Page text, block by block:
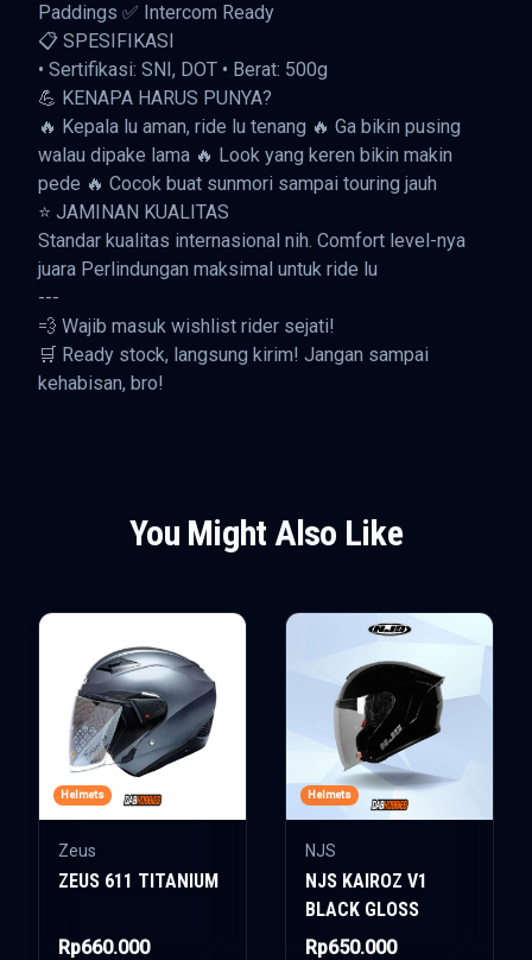
Paddings ✅ Intercom Ready
📋 SPESIFIKASI
• Sertifikasi: SNI, DOT • Berat: 500g
💪 KENAPA HARUS PUNYA?
🔥 Kepala lu aman, ride lu tenang 🔥 Ga bikin pusing
walau dipake lama 🔥 Look yang keren bikin makin
pede 🔥 Cocok buat sunmori sampai touring jauh
⭐ JAMINAN KUALITAS
Standar kualitas internasional nih. Comfort level-nya
juara Perlindungan maksimal untuk ride lu
---
💨 Wajib masuk wishlist rider sejati!
🛒 Ready stock, langsung kirim! Jangan sampai
kehabisan, bro!
You Might Also Like
Helmets
Zeus
ZEUS 611 TITANIUM
Rp660.000
Helmets
NJS
NJS KAIROZ V1
BLACK GLOSS
Rp650.000